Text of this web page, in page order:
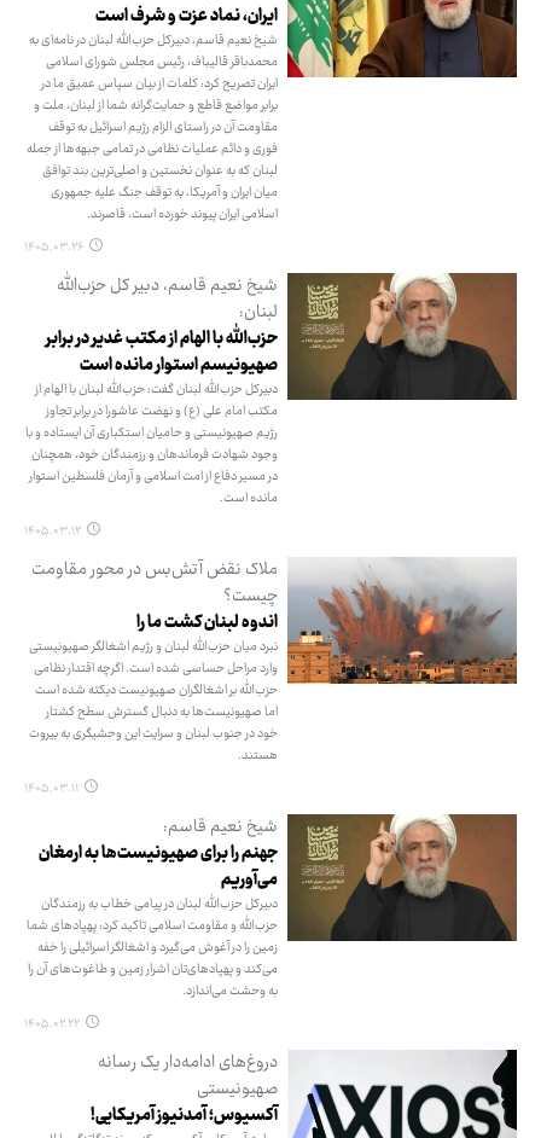
ایران، نماد عزت و شرف است
شیخ نعیم قاسم، دبیرکل حزب‌الله لبنان در نامه‌ای به
محمدباقر قالیباف، رئیس مجلس شورای اسلامی
ایران تصریح کرد: کلمات از بیان سپاس عمیق ما در
برابر مواضع قاطع و حمایت‌گرانه شما از لبنان، ملت و
مقاومت آن در راستای الزام رژیم اسرائیل به توقف
فوری و دائم عملیات نظامی در تمامی جبهه‌ها از جمله
لبنان که به عنوان نخستین و اصلی‌ترین بند توافق
میان ایران و آمریکا، به توقف جنگ علیه جمهوری
اسلامی ایران پیوند خورده است، قاصرند.
۱۴۰۵.۰۳.۲۶
شیخ نعیم قاسم، دبیر کل حزب‌الله
لبنان:
حزب‌الله با الهام از مکتب غدیر در برابر
صهیونیسم استوار مانده است
دبیرکل حزب‌الله لبنان گفت: حزب‌الله لبنان با الهام از
مکتب امام علی (ع) و نهضت عاشورا در برابر تجاوز
رژیم صهیونیستی و حامیان استکباری آن ایستاده و با
وجود شهادت فرماندهان و رزمندگان خود، همچنان
در مسیر دفاع از امت اسلامی و آرمان فلسطین استوار
مانده است.
۱۴۰۵.۰۳.۱۲
ملاک نقض آتش‌بس در محور مقاومت
چیست؟
اندوه لبنان کشت ما را
نبرد میان حزب‌الله لبنان و رژیم اشغالگر صهیونیستی
وارد مراحل حساسی شده است. اگرچه اقتدار نظامی
حزب‌الله بر اشغالگران صهیونیست دیکته شده است
اما صهیونیست‌ها به دنبال گسترش سطح کشتار
خود در جنوب لبنان و سرایت این وحشیگری به بیروت
هستند.
۱۴۰۵.۰۳.۱۱
شیخ نعیم قاسم:
جهنم را برای صهیونیست‌ها به ارمغان
می‌آوریم
دبیرکل حزب‌الله لبنان در پیامی خطاب به رزمندگان
حزب‌الله و مقاومت اسلامی تاکید کرد: پهپادهای شما
زمین را در آغوش می‌گیرد و اشغالگر اسرائیلی را خفه
می‌کند و پهپادهای‌تان اشرار زمین و طاغوت‌های آن را
به وحشت می‌اندازد.
۱۴۰۵.۰۲.۲۲
دروغ‌های ادامه‌دار یک رسانه
صهیونیستی
آکسیوس؛ آمدنیوز آمریکایی!